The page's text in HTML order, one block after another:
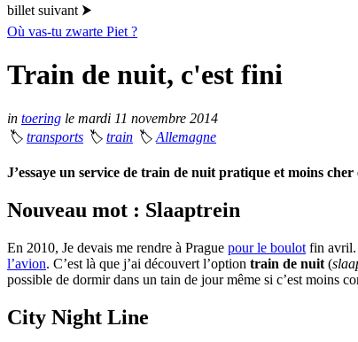
billet suivant ⮞
Où vas-tu zwarte Piet ?
Train de nuit, c'est fini
in toering le mardi 11 novembre 2014
🏷 transports 🏷 train 🏷 Allemagne
J’essaye un service de train de nuit pratique et moins
Nouveau mot : Slaaptrein
En 2010, Je devais me rendre à Prague pour le boulot fin avril.
l’avion. C’est là que j’ai découvert l’option train de nuit (
possible de dormir dans un tain de jour même si c’est moins
City Night Line